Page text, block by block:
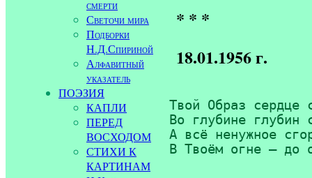
смерти
Светочи мира
Подборки
Н.Д.Спириной
Алфавитный
указатель
ПОЭЗИЯ
КАПЛИ
ПЕРЕД
ВОСХОДОМ
СТИХИ К
КАРТИНАМ
* * *
18.01.1956 г.
Твой Образ сердце
Во глубине глубин
А всё ненужное
В Твоём огне — до